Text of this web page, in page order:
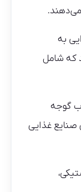
می‌دهند.
به
که شامل
گوجه
صنایع غذایی